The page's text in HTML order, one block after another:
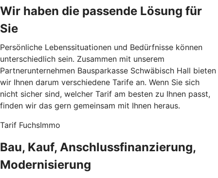
Wir haben die passende Lösung für
Sie
Persönliche Lebenssituationen und Bedürfnisse können
unterschiedlich sein. Zusammen mit unserem
Partnerunternehmen Bausparkasse Schwäbisch Hall bieten
wir Ihnen darum verschiedene Tarife an. Wenn Sie sich
nicht sicher sind, welcher Tarif am besten zu Ihnen passt,
finden wir das gern gemeinsam mit Ihnen heraus.
Tarif FuchsImmo
Bau, Kauf, Anschlussfinanzierung,
Modernisierung